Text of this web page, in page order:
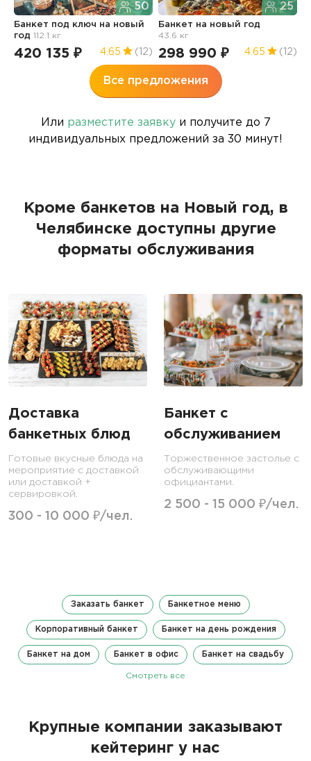
50
Банкет под ключ на новый
год 112.1 кг
420 135 ₽ 4.65 (12)
25
Банкет на новый год
43.6 кг
298 990 ₽ 4.65 (12)
Все предложения
Или разместите заявкуи получите до 7
индивидуальных предложений за 30 минут!
Кроме банкетов на Новый год, в
Челябинске доступны другие
форматы обслуживания
Доставка
банкетных блюд
Готовые вкусные блюда на
мероприятие с доставкой
или доставкой +
сервировкой.
300 - 10 000 ₽/чел.
Банкет с
обслуживанием
Торжественное застолье с
обслуживающими
официантами.
2 500 - 15 000 ₽/чел.
Заказать банкет Банкетное меню
Корпоративный банкет Банкет на день рождения
Банкет на дом Банкет в офис Банкет на свадьбу
Смотреть все
Крупные компании заказывают
кейтеринг у нас